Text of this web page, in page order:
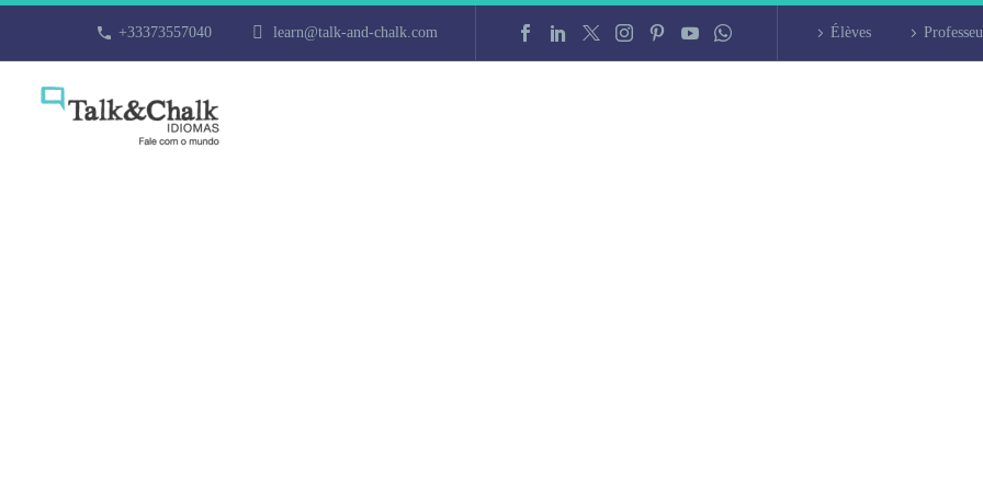
+33373557040 learn@talk-and-chalk.com Élèves